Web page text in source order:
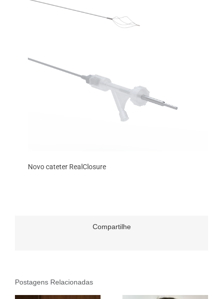
Novo cateter RealClosure
Compartilhe
Postagens Relacionadas